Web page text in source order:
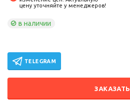
цену уточняйте у менеджеров!
в наличии
TELEGRAM
ЗАКАЗАТЬ